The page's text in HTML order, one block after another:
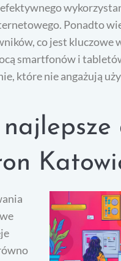
Ponadto
co jest kluczowe
smartfonów i
które nie angażują